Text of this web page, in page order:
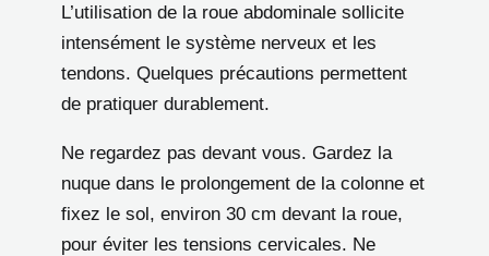
L’utilisation de la roue abdominale sollicite
intensément le système nerveux et les
tendons. Quelques précautions permettent
de pratiquer durablement.
Ne regardez pas devant vous. Gardez la
nuque dans le prolongement de la colonne et
fixez le sol, environ 30 cm devant la roue,
pour éviter les tensions cervicales. Ne